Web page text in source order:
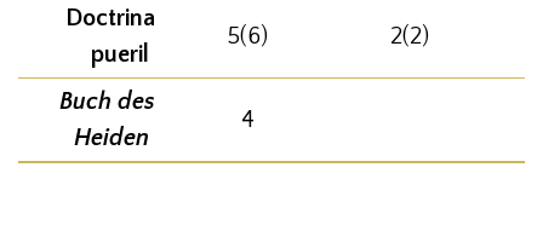
Doctrina
pueril
5(6) 2(2)
Buch des
Heiden
4